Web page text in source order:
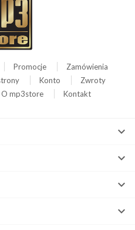
Promocje
Zamówienia
Konto
Zwroty
O mp3store Kontakt



